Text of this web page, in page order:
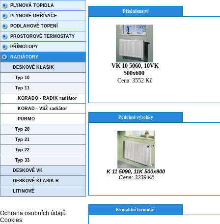
PLYNOVÁ TOPIDLA
PLYNOVÉ OHŘÍVAČE
PODLAHOVÉ TOPENÍ
PROSTOROVÉ TERMOSTATY
PŘÍMOTOPY
RADIÁTORY
DESKOVÉ KLASIK
Typ 10
Typ 11
KORADO - RADIK radiátor
KORAD - VSŽ radiátor
PURMO
Typ 20
Typ 21
Typ 22
Typ 33
DESKOVÉ VK
DESKOVÉ KLASIK-R
LITINOVÉ
Ochrana osobních údajů
Cookies
Příslušenství
VK 10 5060, 10VK
500x600
Cena: 3552 Kč
Podobné výrobky
K 11 5090, 11K 500x900
Cena: 3239 Kč
Kontaktní formulář